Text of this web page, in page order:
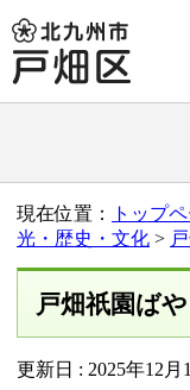
現在位置： トップ
光・歴史・文化 >
戸畑祇󠄀園ば
更新日 : 2025年12月